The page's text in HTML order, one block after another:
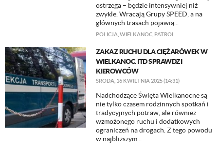
ostrzega – będzie intensywniej niż
zwykle. Wracają Grupy SPEED, a na
głównych trasach pojawią...
POLICJA WIELKANOC, PATROL
ZAKAZ RUCHU DLA CIĘŻARÓWEK W
WIELKANOC. ITD SPRAWDZI
KIEROWCÓW
ŚRODA, 16 KWIETNIA 2025 (14:31)
Nadchodzące Święta Wielkanocne są
nie tylko czasem rodzinnych spotkań i
tradycyjnych potraw, ale również
wzmożonego ruchu i dodatkowych
ograniczeń na drogach. Z tego powodu
w najbliższym...